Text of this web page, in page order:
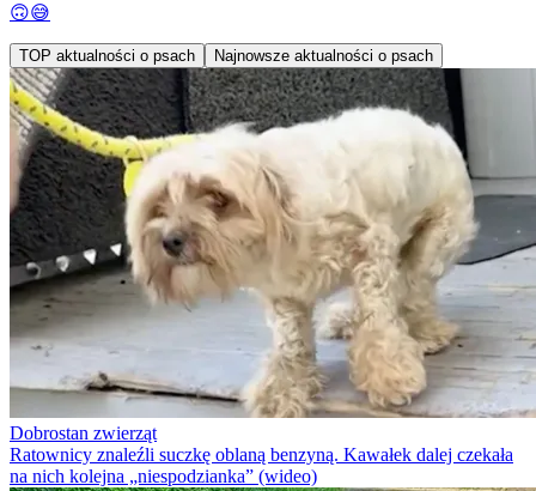
🙃😅
TOP aktualności o psach Najnowsze aktualności o psach
Dobrostan zwierząt
Ratownicy znaleźli suczkę oblaną benzyną. Kawałek dalej czekała
na nich kolejna „niespodzianka” (wideo)